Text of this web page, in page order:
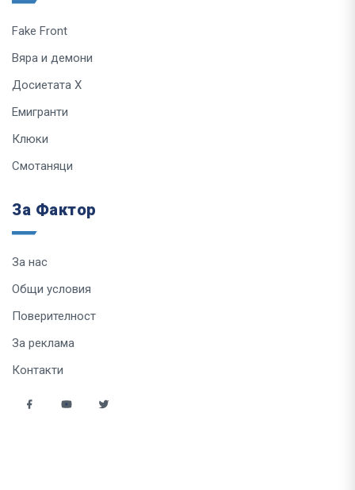
Fake Front
Вяра и демони
Досиетата Х
Емигранти
Клюки
Смотаняци
За Фактор
За нас
Общи условия
Поверителност
За реклама
Контакти